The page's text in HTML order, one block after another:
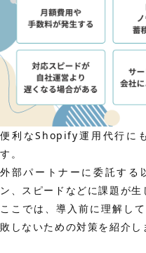
便利なShopify運用代行に
す。
外部パートナーに委託する
ン、スピードなどに課題が生
ここでは、導入前に理解し
敗しないための対策を紹介し